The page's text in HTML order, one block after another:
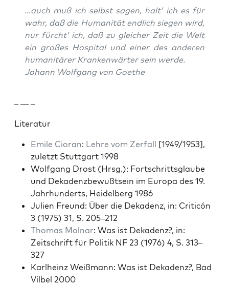
…auch muß ich selb­st sagen, halt’ ich es für
wahr, daß die Human­ität endlich siegen wird,
nur fürcht’ ich, daß zu gle­ich­er Zeit die Welt
ein großes Hos­pi­tal und ein­er des anderen
human­itär­er Kranken­wärter sein werde.
Johann Wolf­gang von Goethe
– — –
Lit­er­atur
Emile Cio­ran: Lehre vom Zer­fall [1949/1953],
zulet­zt Stuttgart 1998
Wolf­gang Drost (Hrsg.): Fortschritts­glaube
und Dekadenzbe­wußt­sein im Europa des 19.
Jahrhun­derts, Hei­del­berg 1986
Julien Fre­und: Über die Dekadenz, in: Crit­icón
3 (1975) 31, S. 205–212
Thomas Mol­nar: Was ist Dekadenz?, in:
Zeitschrift für Poli­tik NF 23 (1976) 4, S. 313–
327
Karl­heinz Weiß­mann: Was ist Dekadenz?, Bad
Vil­bel 2000